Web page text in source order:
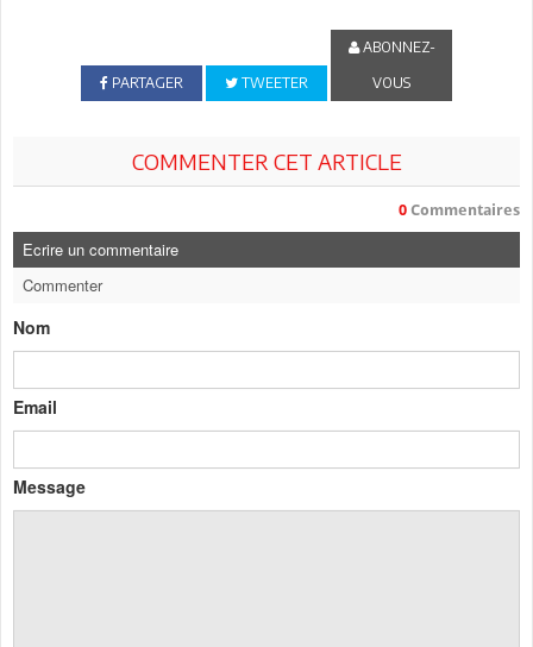
PARTAGER TWEETER
ABONNEZ-
VOUS
COMMENTER CET ARTICLE
0 Commentaires
Ecrire un commentaire
Commenter
Nom
Email
Message